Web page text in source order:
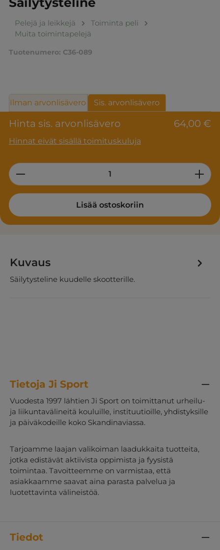
Pelejä ja leikkejä
Toiminta peli
Muita toimintapelejä
Tuotenumero: C36-089
Hinta sis. arvonlisävero 64,00 €
Hinnat eivät sisällä toimituskuluja
Ilman arvonlisävero Sis. arvonlisävero
Product Quantity: Enter the desired
Lisää ostoskoriin
Kuvaus
Säilytysteline kuudelle skootterille.
Tietoja Ji Sport
Vuodesta 1997 lähtien Ji Sport on toimittanut urheilu-
ja liikuntavälineitä kouluille, instituutioille, yhdistyksille
ja päiväkodeille koko Skandinaviassa.
Tarjoamme laajan valikoiman laadukkaita tuotteita,
jotka edistävät aktiivista oppimista ja fyysistä
toimintaa. Tavoitteemme on varmistaa, että
asiakkaamme saavat aina parasta palvelua ja
luotettavinta välineistöä.
Tiedot